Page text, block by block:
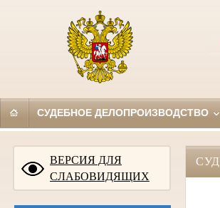
СУДЕБНОЕ ДЕЛОПРОИЗВОДСТВО
ВЕРСИЯ ДЛЯ
СЛАБОВИДЯЩИХ